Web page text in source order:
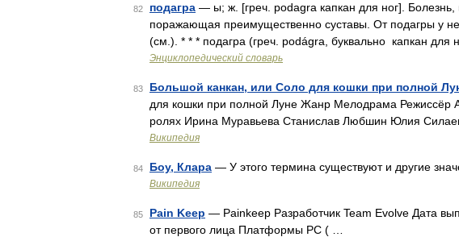
82 подагра — ы; ж. [греч. podagra капкан для ног].
поражающая преимущественно суставы. От подагры у
(см.). * * * подагра (греч. podágra, буквально капкан для
Энциклопедический словарь
83 Большой канкан, или Соло для кошки при полной
для кошки при полной Луне Жанр Мелодрама Режиссёр
ролях Ирина Муравьева Станислав Любшин Юлия
Википедия
84 Боу, Клара — У этого термина существуют и другие
Википедия
85 Pain Keep — Painkeep Разработчик Team Evolve Дата
от первого лица Платформы PC ( …